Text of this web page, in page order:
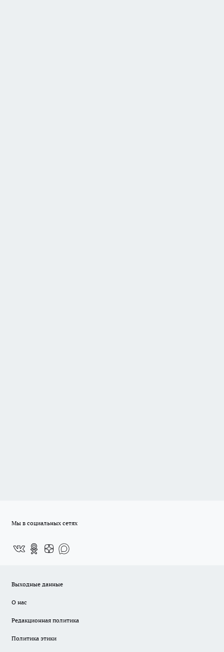
Мы в социальных сетях
Выходные данные
О нас
Редакционная политика
Политика этики